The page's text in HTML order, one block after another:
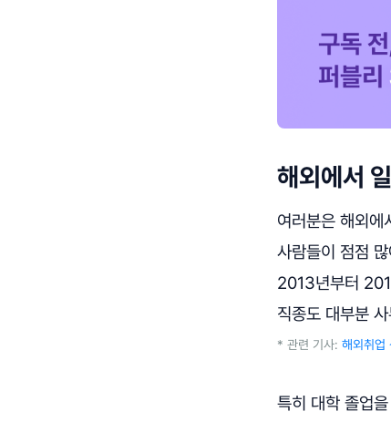
해외에서
여러분은 해외에
사람들이 점점
2013년부터
직종도 대부분
* 관련 기사: 해외취업
특히 대학 졸업